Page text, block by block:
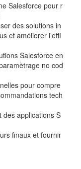
Salesforce pour r
des solutions in
et améliorer l’effi
Salesforce en
no cod
pour compre
tech
des applications S
finaux et fournir